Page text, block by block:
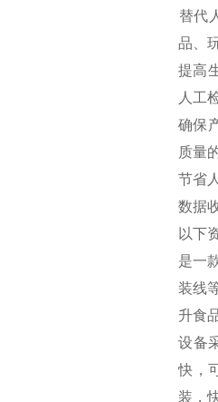
替代
品、
提高
人工
确保
质量
节省
数据
以下
是一
装线
升食
设备
快，
装，